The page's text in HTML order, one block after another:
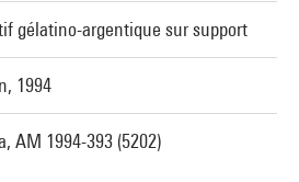
gélatino-argentique sur support
1994
AM 1994-393 (5202)